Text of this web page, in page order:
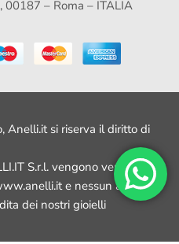
00187 – Roma – ITALIA
Anelli.it si riserva il diritto di
S.r.l. vengono venduti
e nessun altro sito
dei nostri gioielli